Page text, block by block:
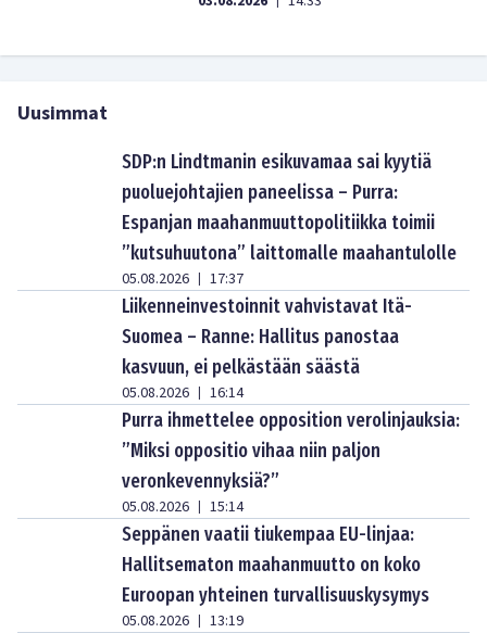
Uusimmat
SDP:n Lindtmanin esikuvamaa sai kyytiä
puoluejohtajien paneelissa – Purra:
Espanjan maahanmuuttopolitiikka toimii
”kutsuhuutona” laittomalle maahantulolle
05.08.2026 | 17:37
Liikenneinvestoinnit vahvistavat Itä-
Suomea – Ranne: Hallitus panostaa
kasvuun, ei pelkästään säästä
05.08.2026 | 16:14
Purra ihmettelee opposition verolinjauksia:
”Miksi oppositio vihaa niin paljon
veronkevennyksiä?”
05.08.2026 | 15:14
Seppänen vaatii tiukempaa EU-linjaa:
Hallitsematon maahanmuutto on koko
Euroopan yhteinen turvallisuuskysymys
05.08.2026 | 13:19